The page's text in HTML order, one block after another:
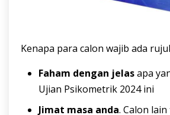
Kenapa para calon wajib ada
Faham dengan jelasapa
Ujian Psikometrik 2024 ini
Jimat masa anda. Calon